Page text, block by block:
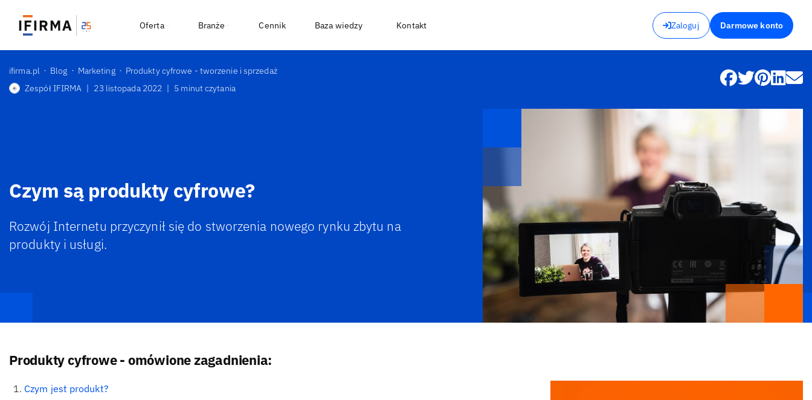
Zaloguj Darmowe konto
Oferta Branże Cennik Baza wiedzy Kontakt
ifirma.pl Blog Marketing
Produkty cyfrowe - tworzenie i sprzedaż
Zespół IFIRMA | 23 listopada 2022 | 5 minut czytania
Czym są produkty cyfrowe?
Rozwój Internetu przyczynił się do stworzenia nowego rynku zbytu na
produkty i usługi.
Produkty cyfrowe - omówione zagadnienia:
Czym jest produkt?